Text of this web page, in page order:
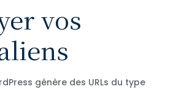
vos
génère des URLs du type